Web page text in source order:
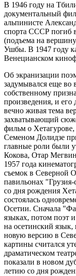
В 1946 году на
документальный
альпинисте
спорта СССР погиб в
(подъема на
Ушбы. В 1947 году
Венецианском
Об экранизации
задумывался еще
собственному
произведения, и его
вечно живая тема
захватывающий
фильм о
Семеном Долидзе
главные роли были
Кокова, Отар
1957 года
съемок в Северной
павильонах
со дня рождения
состоялась
Осетии. Сначала
языках, потом поэт
на осетинский язык,
новую версию в
картины считался
драматическом
показали в новом
летию со дня